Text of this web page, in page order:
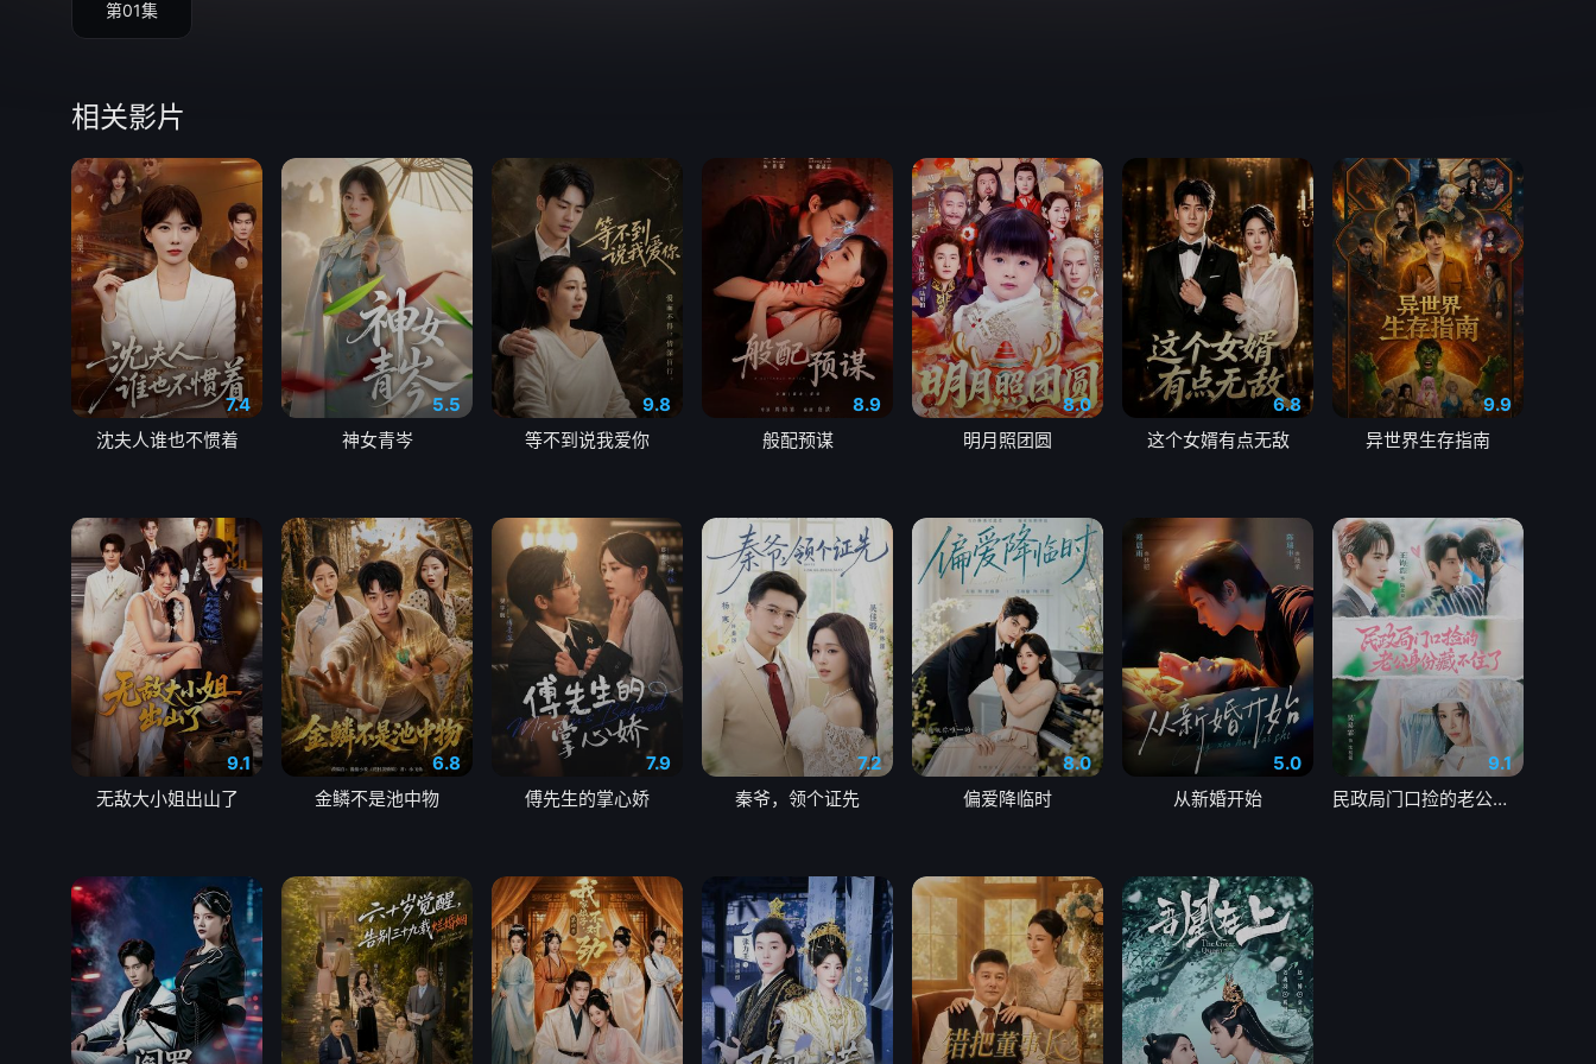
第01集
相关影片
7.4
沈夫人谁也不惯着
5.5
神女青岑
9.8
等不到说我爱你
8.9
般配预谋
8.0
明月照团圆
6.8
这个女婿有点无敌
9.9
异世界生存指南
9.1
无敌大小姐出山了
6.8
金鳞不是池中物
7.9
傅先生的掌心娇
7.2
秦爷，领个证先
8.0
偏爱降临时
5.0
从新婚开始
9.1
民政局门口捡的老公身份藏不住了